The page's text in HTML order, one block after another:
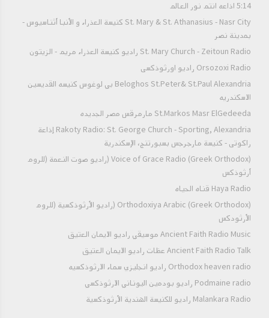
5:14 اذاعه انتم نور العالم
St. Mary & St. Athanasius - Nasr City كنيسة العذراء و الأنبا أثناسيوس -
بمدينة نصر
St. Mary Church - Zeitoun Radio راديو كنيسة العذراء مريم - الزيتون
Orsozoxi Radio راديو اورثوذكسى
Beloghos St.Peter& St.Paul Alexandria بي لوغوس كنيسه القديسين
الاسكندريه
St.Markos Masr ElGedeeda مارمرقس مصر الجديده
Rakoty Radio: St. George Church - Sporting, Alexandria إذاعة
راكوتى - كنيسة مارجرجس بسبورتنج، الإسكندرية
Voice of Grace Radio (Greek Orthodox) (راديو صوت النعمة (للروم
أرثوذكس
Haya Radio قناه الحياه
Orthodoxiya Arabic (Greek Orthodox) (راديو الأرثوذكسية (للروم
الأرثودكس
Ancient Faith Radio Music موسيقي راديو الايمان العتيق
Ancient Faith Radio Talk عظات راديو الايمان العتيق
Orthodox heaven radio راديو انجليزي سماء الارثوذكسيه
Podmaine radio راديو بودمين اليوناني الارثوذكسي
Malankara Radio راديو للكنيسة الهندية الأرثوذكسية